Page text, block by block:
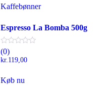
Kaffebønner
Espresso La Bomba 500g
(0)
kr.119,00
Køb nu